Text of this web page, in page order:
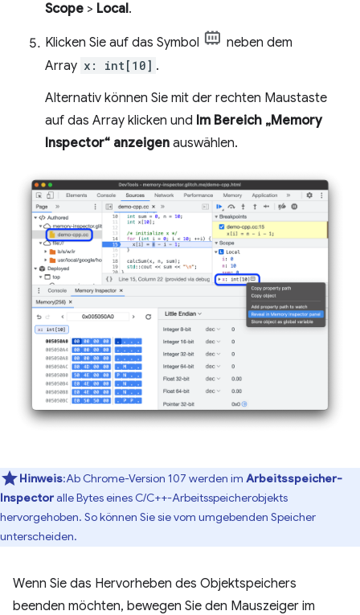
Scope > Local.
Klicken Sie auf das Symbol
neben dem
Array x: int[10] .
Alternativ können Sie mit der rechten Maustaste
auf das Array klicken und Im Bereich „Memory
Inspector“ anzeigen auswählen.
Hinweis:Ab Chrome-Version 107 werden im Arbeitsspeicher-
Inspectoralle Bytes eines C/C++-Arbeitsspeicherobjekts
hervorgehoben. So können Sie sie vom umgebenden Speicher
unterscheiden.
Wenn Sie das Hervorheben des Objektspeichers
beenden möchten, bewegen Sie den Mauszeiger im